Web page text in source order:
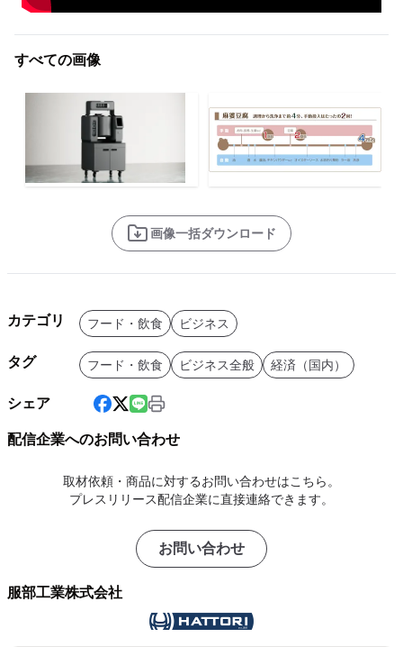
すべての画像
画像一括ダウンロード
カテゴリ フード・飲食 ビジネス
タグ フード・飲食 ビジネス全般 経済（国内）
シェア
配信企業へのお問い合わせ
取材依頼・商品に対するお問い合わせはこちら。
プレスリリース配信企業に直接連絡できます。
お問い合わせ
服部工業株式会社